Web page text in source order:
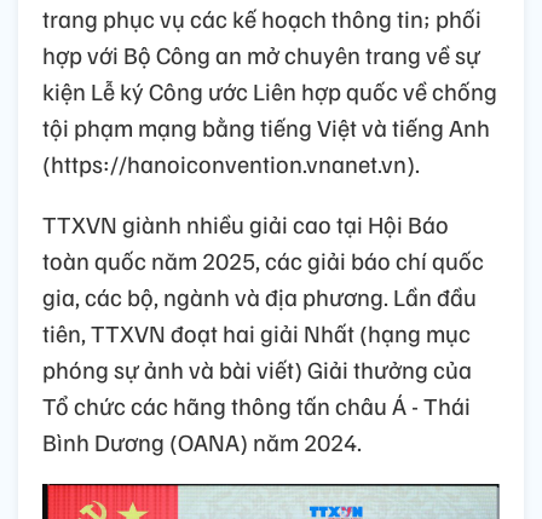
trang phục vụ các kế hoạch thông tin; phối
hợp với Bộ Công an mở chuyên trang về sự
kiện Lễ ký Công ước Liên hợp quốc về chống
tội phạm mạng bằng tiếng Việt và tiếng Anh
(https://hanoiconvention.vnanet.vn).
TTXVN giành nhiều giải cao tại Hội Báo
toàn quốc năm 2025, các giải báo chí quốc
gia, các bộ, ngành và địa phương. Lần đầu
tiên, TTXVN đoạt hai giải Nhất (hạng mục
phóng sự ảnh và bài viết) Giải thưởng của
Tổ chức các hãng thông tấn châu Á - Thái
Bình Dương (OANA) năm 2024.